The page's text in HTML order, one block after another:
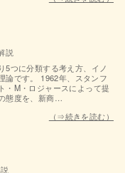
説
5つに分類する考え方、イノ
論です。 1962年、スタンフ
・M・ロジャースによって提
態度を、新商…
（⇒続きを読む）